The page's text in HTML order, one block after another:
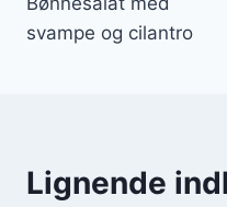
svampe og cilantro
Lignende